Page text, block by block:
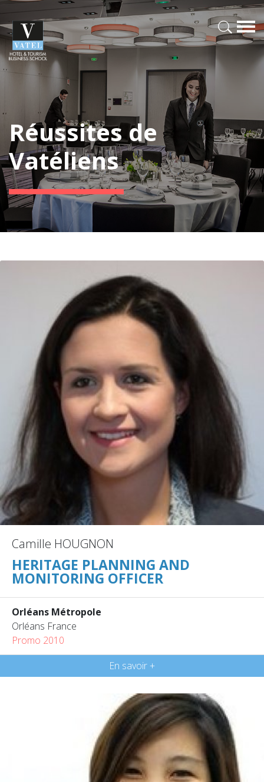
Réussites de
Vatéliens
Camille HOUGNON
HERITAGE PLANNING AND
MONITORING OFFICER
Orléans Métropole
Orléans France
Promo 2010
En savoir +